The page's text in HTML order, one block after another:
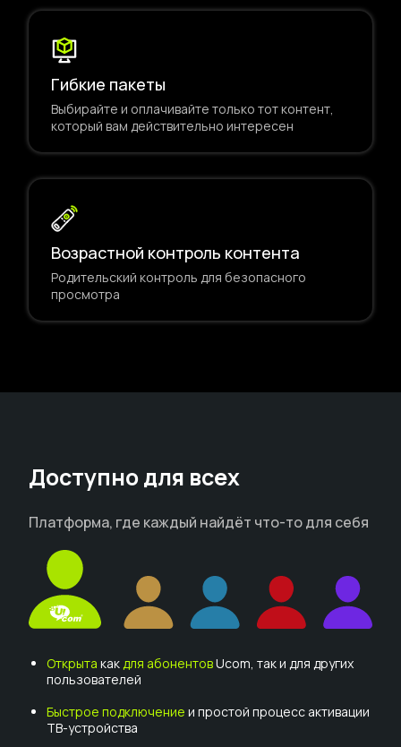
Гибкие пакеты
Выбирайте и оплачивайте только тот контент,
который вам действительно интересен
Возрастной контроль контента
Родительский контроль для безопасного
просмотра
Доступно для всех
Платформа, где каждый найдёт что-то для себя
Открыта какдля абонентовUcom, так и для других
пользователей
Быстрое подключение и простой процесс активации
ТВ-устройства